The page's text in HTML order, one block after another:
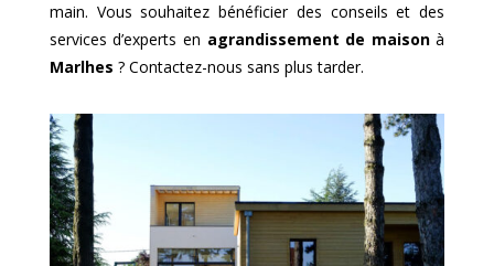
main. Vous souhaitez bénéficier des conseils et des
services d’experts en agrandissement de maisonà
Marlhes ? Contactez-nous sans plus tarder.